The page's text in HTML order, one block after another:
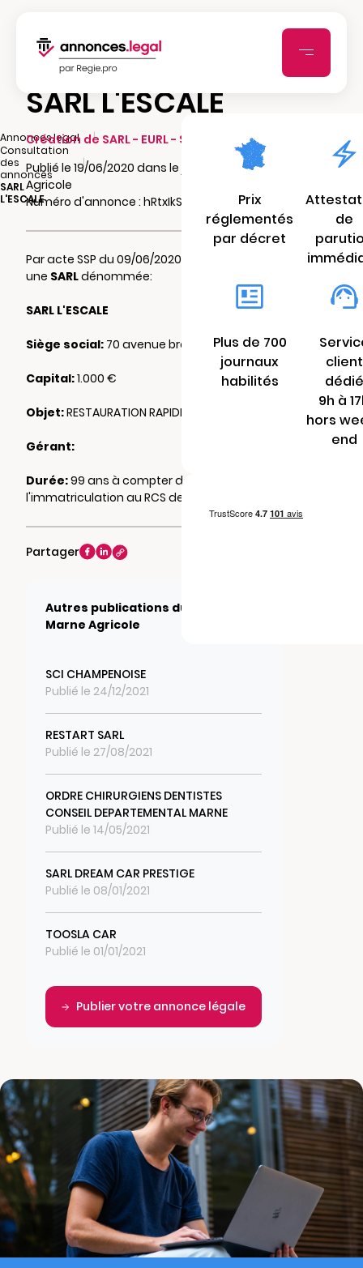
Annonces.legal
|
Consultation
des
annonces
|
SARL
L'ESCALE
SARL L'ESCALE
Création de SARL - EURL - SCI - SCA - SCCV
Publié le 19/06/2020 dans le journal La Marne
Agricole
Numéro d'annonce : hRtxIkSz9M7R4
Par acte SSP du 09/06/2020 il a été constitué
une SARLdénommée:
SARL L'ESCALE
Siège social: 70 avenue brebant 51100 REIMS
Capital:1.000 €
Objet:RESTAURATION RAPIDE
Gérant:
Durée:99 ans à compter de
l'immatriculation au RCS de REIMS
Partager
Autres publications du journal La
Marne Agricole
SCI CHAMPENOISE
Publié le 24/12/2021
RESTART SARL
Publié le 27/08/2021
ORDRE CHIRURGIENS DENTISTES
CONSEIL DEPARTEMENTAL MARNE
Publié le 14/05/2021
SARL DREAM CAR PRESTIGE
Publié le 08/01/2021
TOOSLA CAR
Publié le 01/01/2021
Publier votre annonce légale
Prix
réglementés
par décret
de
Plus de 700
journaux
habilités
client
dédié
9h à
hors
end